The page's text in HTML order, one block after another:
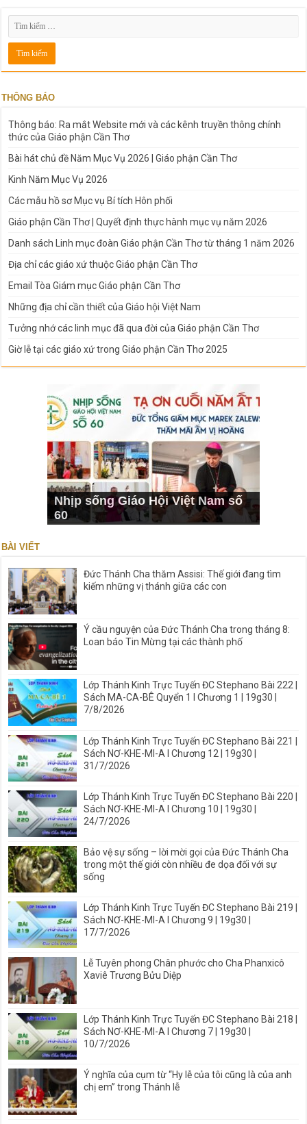
THÔNG BÁO
Thông báo: Ra mắt Website mới và các kênh truyền thông chính
thức của Giáo phận Cần Thơ
Bài hát chủ đề Năm Mục Vụ 2026 | Giáo phận Cần Thơ
Kinh Năm Mục Vụ 2026
Các mẫu hồ sơ Mục vụ Bí tích Hôn phối
Giáo phận Cần Thơ | Quyết định thực hành mục vụ năm 2026
Danh sách Linh mục đoàn Giáo phận Cần Thơ từ tháng 1 năm 2026
Địa chỉ các giáo xứ thuộc Giáo phận Cần Thơ
Email Tòa Giám mục Giáo phận Cần Thơ
Những địa chỉ cần thiết của Giáo hội Việt Nam
Tưởng nhớ các linh mục đã qua đời của Giáo phận Cần Thơ
Giờ lễ tại các giáo xứ trong Giáo phận Cần Thơ 2025
Nhịp sống Giáo Hội Việt Nam số
60
BÀI VIẾT
Đức Thánh Cha thăm Assisi: Thế giới đang tìm
kiếm những vị thánh giữa các con
Ý cầu nguyện của Đức Thánh Cha trong tháng 8:
Loan báo Tin Mừng tại các thành phố
Lớp Thánh Kinh Trực Tuyến ĐC Stephano Bài 222 |
Sách MA-CA-BÊ Quyển 1 I Chương 1 | 19g30 |
7/8/2026
Lớp Thánh Kinh Trực Tuyến ĐC Stephano Bài 221 |
Sách NƠ-KHE-MI-A I Chương 12 | 19g30 |
31/7/2026
Lớp Thánh Kinh Trực Tuyến ĐC Stephano Bài 220 |
Sách NƠ-KHE-MI-A I Chương 10 | 19g30 |
24/7/2026
Bảo vệ sự sống – lời mời gọi của Đức Thánh Cha
trong một thế giới còn nhiều đe dọa đối với sự
sống
Lớp Thánh Kinh Trực Tuyến ĐC Stephano Bài 219 |
Sách NƠ-KHE-MI-A I Chương 9 | 19g30 |
17/7/2026
Lễ Tuyên phong Chân phước cho Cha Phanxicô
Xaviê Trương Bửu Diệp
Lớp Thánh Kinh Trực Tuyến ĐC Stephano Bài 218 |
Sách NƠ-KHE-MI-A I Chương 7 | 19g30 |
10/7/2026
Ý nghĩa của cụm từ “Hy lễ của tôi cũng là của anh
chị em” trong Thánh lễ